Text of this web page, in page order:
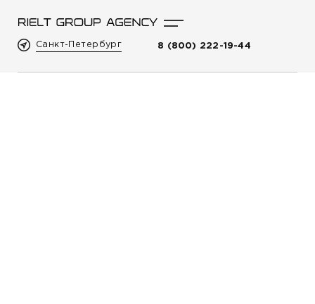
Санкт-Петербург 8 (800) 222-19-44